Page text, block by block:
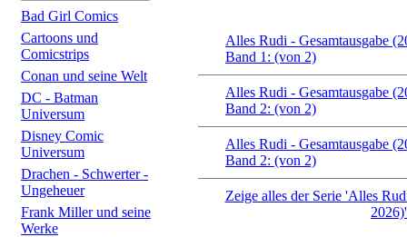
Bad Girl Comics
Cartoons und
Comicstrips
Conan und seine Welt
DC - Batman
Universum
Disney Comic
Universum
Drachen - Schwerter -
Ungeheuer
Frank Miller und seine
Werke
Alles Rudi - Gesamtausgabe
Band 1: (von 2)
Alles Rudi - Gesamtausgabe
Band 2: (von 2)
Alles Rudi - Gesamtausgabe
Band 2: (von 2)
Zeige alles der Serie 'Alles
2026)'